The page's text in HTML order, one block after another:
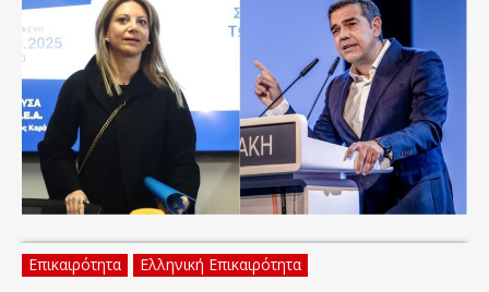
Επικαιρότητα Ελληνική Επικαιρότητα